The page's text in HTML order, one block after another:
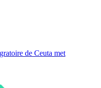
de Ceuta met